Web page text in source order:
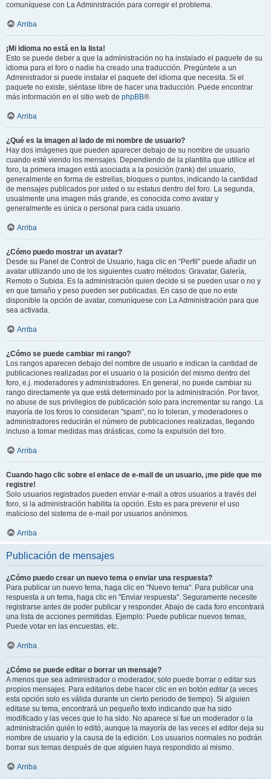
comuníquese con La Administración para corregir el problema.
Arriba
¡Mi idioma no está en la lista!
Esto se puede deber a que la administración no ha instalado el paquete de su
idioma para el foro o nadie ha creado una traducción. Pregúntele a un
Administrador si puede instalar el paquete del idioma que necesita. Si el
paquete no existe, siéntase libre de hacer una traducción. Puede encontrar
más información en el sitio web de phpBB®
Arriba
¿Qué es la imagen al lado de mi nombre de usuario?
Hay dos imágenes que pueden aparecer debajo de su nombre de usuario
cuando esté viendo los mensajes. Dependiendo de la plantilla que utilice el
foro, la primera imagen está asociada a la posición (rank) del usuario,
generalmente en forma de estrellas, bloques o puntos, indicando la cantidad
de mensajes publicados por usted o su estatus dentro del foro. La segunda,
usualmente una imagen más grande, es conocida como avatar y
generalmente es única o personal para cada usuario.
Arriba
¿Cómo puedo mostrar un avatar?
Desde su Panel de Control de Usuario, haga clic en “Perfil” puede añadir un
avatar utilizando uno de los siguientes cuatro métodos: Gravatar, Galería,
Remoto o Subida. Es la administración quien decide si se pueden usar o no y
en que tamaño y peso pueden ser publicadas. En caso de que no este
disponible la opción de avatar, comuníquese con La Administración para que
sea activada.
Arriba
¿Cómo se puede cambiar mi rango?
Los rangos aparecen debajo del nombre de usuario e indican la cantidad de
publicaciones realizadas por el usuario o la posición del mismo dentro del
foro, e.j. moderadores y administradores. En general, no puede cambiar su
rango directamente ya que está determinado por la administración. Por favor,
no abuse de sus privilegios de publicación solo para incrementar su rango. La
mayoría de los foros lo consideran "spam", no lo toleran, y moderadores o
administradores reducirán el número de publicaciones realizadas, llegando
incluso a tomar medidas mas drásticas, como la expulsión del foro.
Arriba
Cuando hago clic sobre el enlace de e-mail de un usuario, ¡me pide que me
registre!
Solo usuarios registrados pueden enviar e-mail a otros usuarios a través del
foro, si la administración habilita la opción. Esto es para prevenir el uso
malicioso del sistema de e-mail por usuarios anónimos.
Arriba
Publicación de mensajes
¿Cómo puedo crear un nuevo tema o enviar una respuesta?
Para publicar un nuevo tema, haga clic en "Nuevo tema". Para publicar una
respuesta a un tema, haga clic en "Enviar respuesta". Seguramente necesite
registrarse antes de poder publicar y responder. Abajo de cada foro encontrará
una lista de acciones permitidas. Ejemplo: Puede publicar nuevos temas,
Puede votar en las encuestas, etc.
Arriba
¿Cómo se puede editar o borrar un mensaje?
A menos que sea administrador o moderador, solo puede borrar o editar sus
propios mensajes. Para editarlos debe hacer clic en en botón editar(a veces
esta opción solo es válida durante un cierto periodo de tiempo). Si alguien
editase su tema, encontrará un pequeño texto indicando que ha sido
modificado y las veces que lo ha sido. No aparece si fue un moderador o la
administración quién lo editó, aunque la mayoría de las veces el editor deja su
nombre de usuario y la causa de la edición. Los usuarios normales no podrán
borrar sus temas después de que alguien haya respondido al mismo.
Arriba